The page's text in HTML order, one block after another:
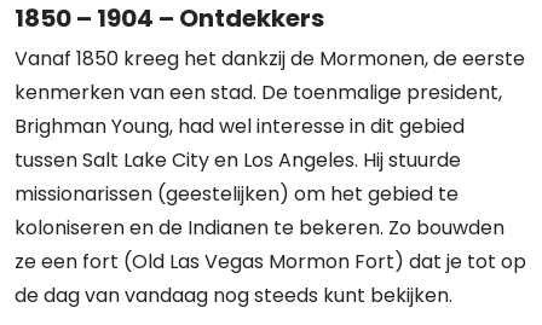
1850 – 1904 – Ontdekkers
Vanaf 1850 kreeg het dankzij de Mormonen, de eerste
kenmerken van een stad. De toenmalige president,
Brighman Young, had wel interesse in dit gebied
tussen Salt Lake City en Los Angeles. Hij stuurde
missionarissen (geestelijken) om het gebied te
koloniseren en de Indianen te bekeren. Zo bouwden
ze een fort (Old Las Vegas Mormon Fort) dat je tot op
de dag van vandaag nog steeds kunt bekijken.